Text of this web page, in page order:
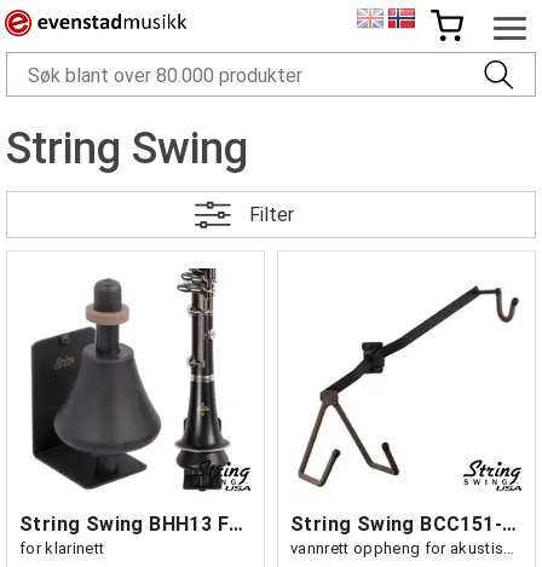
String Swing
Filter
String Swing BHH13 FW veggholder
for klarinett
String Swing BCC151-W FW
vannrett oppheng for akustisk gitar